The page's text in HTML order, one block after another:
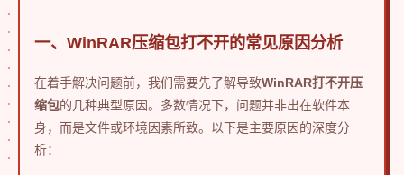
一、WinRAR压缩包打不开的常见原因分析
在着手解决问题前，我们需要先了解导致WinRAR打不开压
缩包的几种典型原因。多数情况下，问题并非出在软件本
身，而是文件或环境因素所致。以下是主要原因的深度分
析：